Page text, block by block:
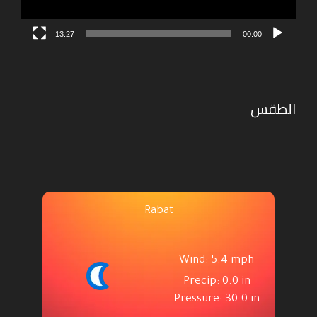
00:00
13:27
الطقس
Rabat
Wind: 5.4 mph
Precip: 0.0 in
Pressure: 30.0 in